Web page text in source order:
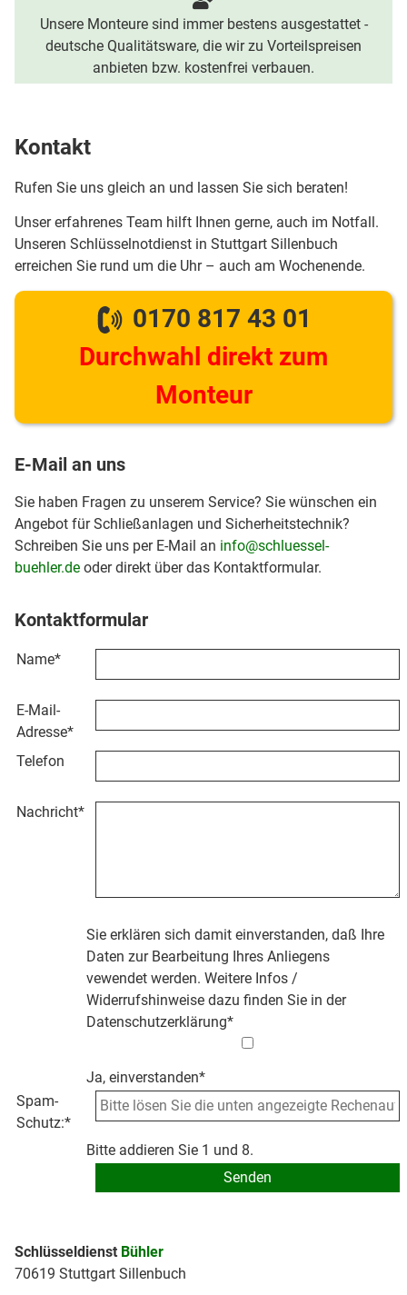
Unsere Monteure sind immer bestens ausgestattet -
deutsche Qualitätsware, die wir zu Vorteilspreisen
anbieten bzw. kostenfrei verbauen.
Kontakt
Rufen Sie uns gleich an und lassen Sie sich beraten!
Unser erfahrenes Team hilft Ihnen gerne, auch im Notfall.
Unseren Schlüsselnotdienst in Stuttgart Sillenbuch
erreichen Sie rund um die Uhr – auch am Wochenende.
0170 817 43 01
Durchwahl direkt zum
Monteur
E-Mail an uns
Sie haben Fragen zu unserem Service? Sie wünschen ein
Angebot für Schließanlagen und Sicherheitstechnik?
Schreiben Sie uns per E-Mail an info@schluessel-
buehler.de oder direkt über das Kontaktformular.
Kontaktformular
Name*
E-Mail-
Adresse*
Telefon
Nachricht*
Sie erklären sich damit einverstanden, daß Ihre
Daten zur Bearbeitung Ihres Anliegens
vewendet werden. Weitere Infos /
Widerrufshinweise dazu finden Sie in der
Datenschutzerklärung*
Ja, einverstanden*
Spam-
Schutz:*
Bitte addieren Sie 1 und 8.
Schlüsseldienst Bühler
70619 Stuttgart Sillenbuch